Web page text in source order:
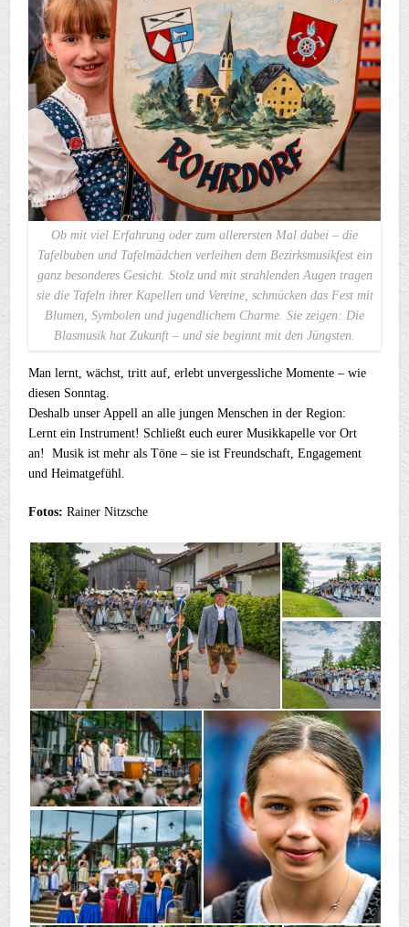
Ob mit viel Erfahrung oder zum allerersten Mal dabei – die
Tafelbuben und Tafelmädchen verleihen dem Bezirksmusikfest ein
ganz besonderes Gesicht. Stolz und mit strahlenden Augen tragen
sie die Tafeln ihrer Kapellen und Vereine, schmücken das Fest mit
Blumen, Symbolen und jugendlichem Charme. Sie zeigen: Die
Blasmusik hat Zukunft – und sie beginnt mit den Jüngsten.
Man lernt, wächst, tritt auf, erlebt unvergessliche Momente – wie
diesen Sonntag.
Deshalb unser Appell an alle jungen Menschen in der Region:
Lernt ein Instrument! Schließt euch eurer Musikkapelle vor Ort
an! Musik ist mehr als Töne – sie ist Freundschaft, Engagement
und Heimatgefühl.
Fotos: Rainer Nitzsche